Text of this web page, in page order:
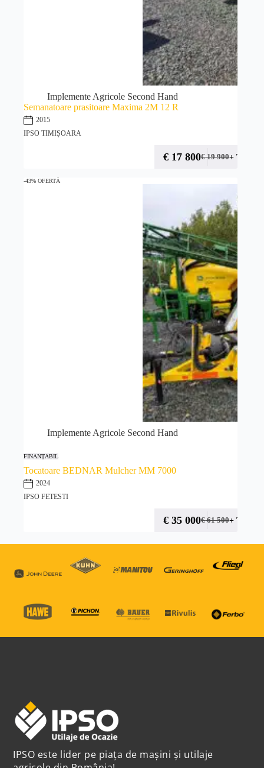
Implemente Agricole Second Hand
Semanatoare prasitoare Maxima 2M 12 R
2015
IPSO TIMIȘOARA
€19 900
€ 17 800 + TVA
-43% OFERTĂ
Implemente Agricole Second Hand
FINANȚABIL
Tocatoare BEDNAR Mulcher MM 7000
2024
IPSO FETESTI
€61 500
€ 35 000 + TVA
IPSO este lider pe piața de mașini și utilaje